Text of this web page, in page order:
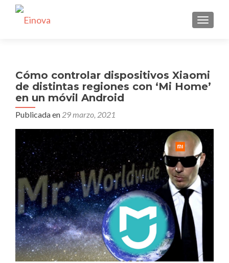
Cómo controlar dispositivos Xiaomi
de distintas regiones con ‘Mi Home’
en un móvil Android
Publicada en 29 marzo, 2021